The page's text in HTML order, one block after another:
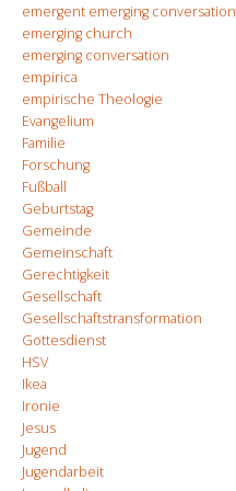
emergent emerging conversation
emerging church
emerging conversation
empirica
empirische Theologie
Evangelium
Familie
Forschung
Fußball
Geburtstag
Gemeinde
Gemeinschaft
Gerechtigkeit
Gesellschaft
Gesellschaftstransformation
Gottesdienst
HSV
Ikea
Ironie
Jesus
Jugend
Jugendarbeit